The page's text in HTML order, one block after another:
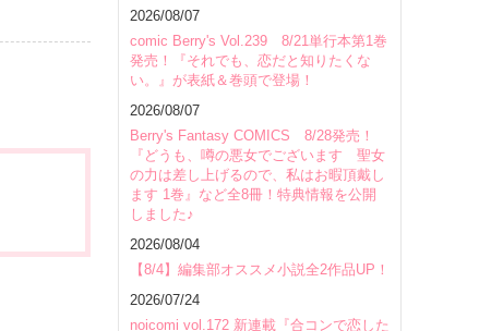
2026/08/07
comic Berry's Vol.239 8/21単行本第1巻
発売！『それでも、恋だと知りたくな
い。』が表紙＆巻頭で登場！
2026/08/07
Berry's Fantasy COMICS 8/28発売！
『どうも、噂の悪女でございます 聖女
の力は差し上げるので、私はお暇頂戴し
ます 1巻』など全8冊！特典情報を公開
しました♪
2026/08/04
【8/4】編集部オススメ小説全2作品UP！
2026/07/24
noicomi vol.172 新連載『合コンで恋した